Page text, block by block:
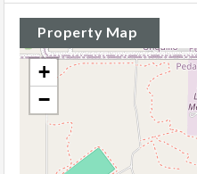
Property Map
+
−